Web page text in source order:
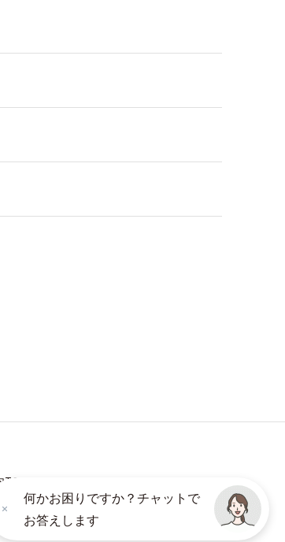
ソーシャルメディアポリシー
何かお困りですか？チャットで
お答えします